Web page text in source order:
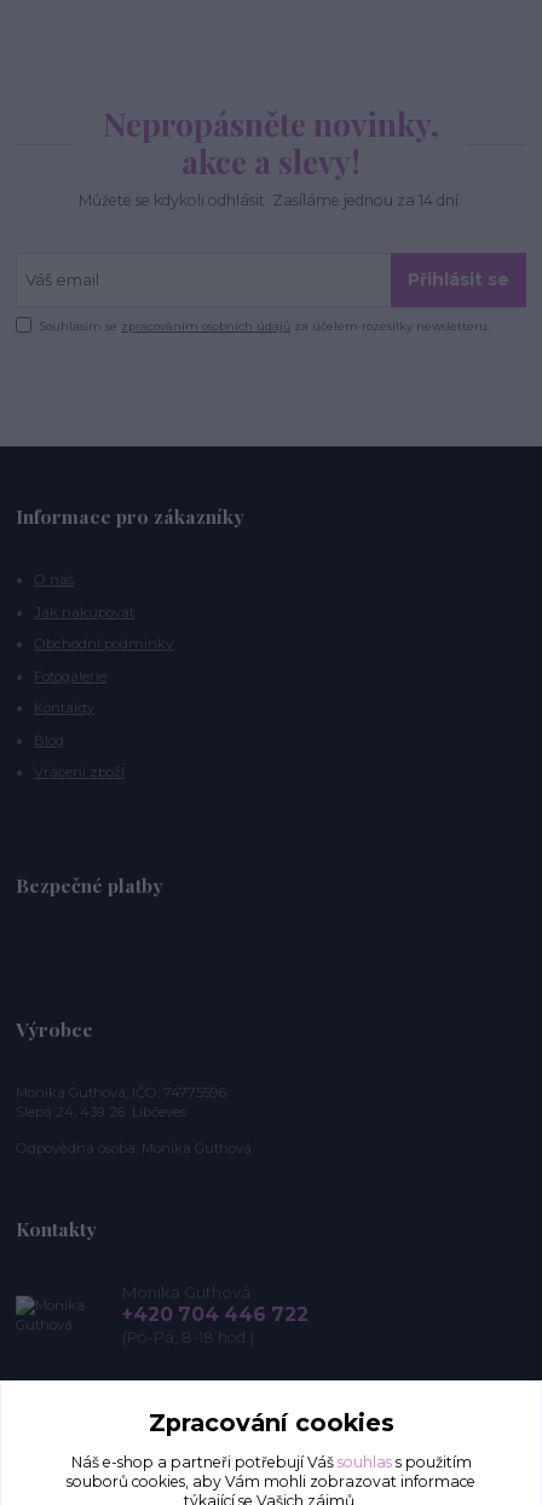
Nepropásněte novinky,
akce a slevy!
Můžete se kdykoli odhlásit. Zasíláme jednou za 14 dní.
Přihlásit se
Souhlasím se zpracováním osobních údajů za účelem rozesílky newsletteru.
Informace pro zákazníky
O nás
Jak nakupovat
Obchodní podmínky
Fotogalerie
Kontakty
Blog
Vrácení zboží
Bezpečné platby
Výrobce
Monika Guthová, IČO: 74775596
Slepá 24, 439 26 Libčeves
Odpovědná osoba: Monika Guthová
Kontakty
Monika Guthová
+420 704 446 722
(Po-Pá, 8-18 hod.)
Zpracování cookies
Náš e-shop a partneři potřebují Váš souhlass použitím
souborů cookies, aby Vám mohli zobrazovat informace
týkající se Vašich zájmů.